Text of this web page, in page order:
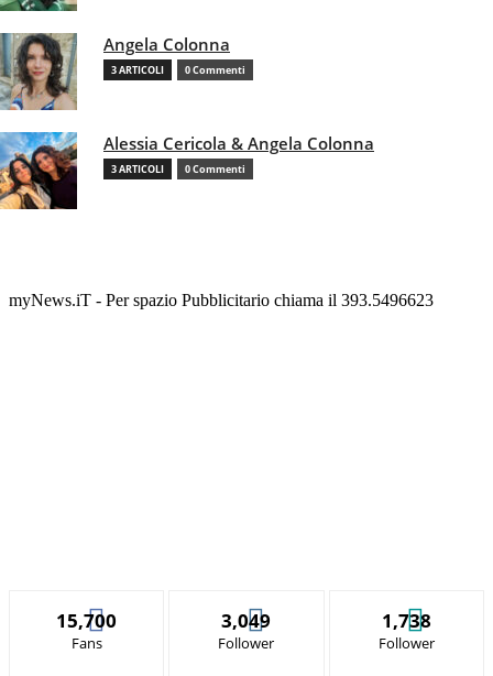
Angela Colonna
3 ARTICOLI 0 Commenti
Alessia Cericola & Angela Colonna
3 ARTICOLI 0 Commenti
myNews.iT - Per spazio Pubblicitario chiama il 393.5496623
15,700
Fans
3,049
Follower
1,738
Follower